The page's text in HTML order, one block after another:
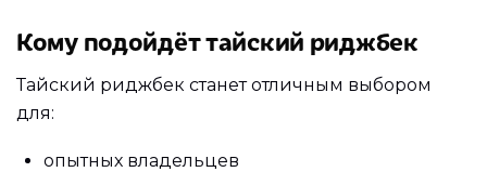
Кому подойдёт тайский риджбек
Тайский риджбек станет отличным выбором
для:
опытных владельцев